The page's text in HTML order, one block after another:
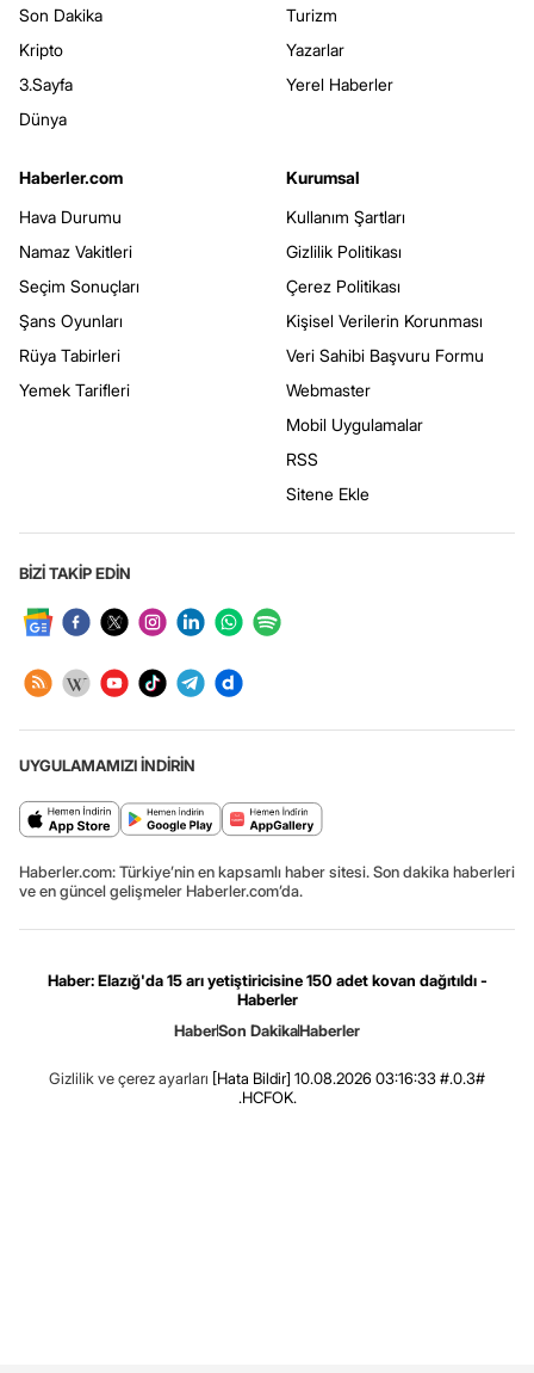
Son Dakika
Kripto
3.Sayfa
Dünya
Turizm
Yazarlar
Yerel Haberler
Haberler.com
Hava Durumu
Namaz Vakitleri
Seçim Sonuçları
Şans Oyunları
Rüya Tabirleri
Yemek Tarifleri
Kurumsal
Kullanım Şartları
Gizlilik Politikası
Çerez Politikası
Kişisel Verilerin Korunması
Veri Sahibi Başvuru Formu
Webmaster
Mobil Uygulamalar
RSS
Sitene Ekle
BİZİ TAKİP EDİN
UYGULAMAMIZI İNDİRİN
Haberler.com: Türkiye’nin en kapsamlı haber sitesi. Son dakika haberleri
ve en güncel gelişmeler Haberler.com’da.
Haber: Elazığ'da 15 arı yetiştiricisine 150 adet kovan dağıtıldı -
Haberler
HaberSon DakikaHaberler
Gizlilik ve çerez ayarları [Hata Bildir] 10.08.2026 03:16:33 #.0.3#
.HCFOK.